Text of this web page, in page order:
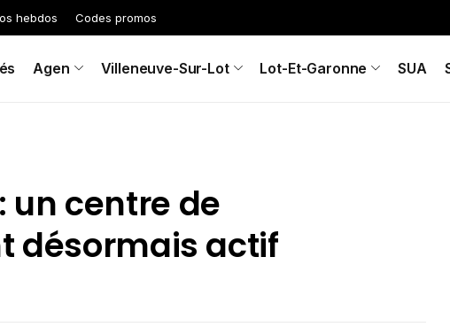
hebdos Codes promos
Agen Villeneuve-Sur-Lot Lot-Et-Garonne SUA
un centre de
désormais actif